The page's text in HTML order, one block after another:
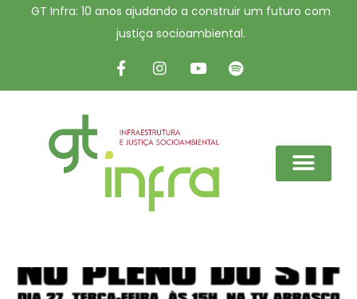
GT Infra: 10 anos ajudando a construir um futuro com
justiça socioambiental.